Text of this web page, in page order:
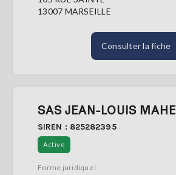
13007 MARSEILLE
Consulter la fiche
SAS JEAN-LOUIS MAHE
SIREN : 825282395
Active
Forme juridique :